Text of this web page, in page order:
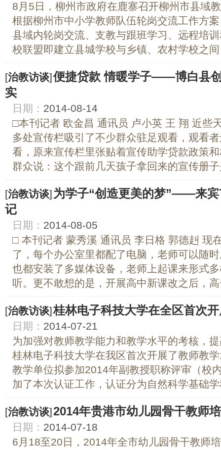
8月5日，柳州市政府在鹿寨召开柳州市县域
根据柳州市中小学教师队伍轮岗交流工作方
县域内轮岗交流、支教与跟班学习、远程培
校联盟即建立县城学校与乡镇、农村学校之
[治教访谈]便捷贷款 情暖学子——博白县
实
日期： 2014-08-14
□本刊记者 欧金昌 通讯员 卢小英 王 翔 近些
多处宣传栏吸引了不少群众驻足观看，观看
看，原来宣传栏里张贴着宣传助学贷款政策
群众说：这个跟前几天孩子拿回来的宣传册
[治教访谈] 为学子“创造更美的梦”——来宾
记
日期： 2014-08-05
□ 本刊记者 蒙秀溪 通讯员 李日格 郭德赳 现
了，每个办公室里都配了电脑，老师可以随
也都安装了多媒体设备，老师上起课来形式
听。更不敢想的是，开展高中新课改之后，
[治教访谈]桂林电子科技大学在全区首次
日期： 2014-07-21
为加强对教师教学能力和教学水平的考核，
桂林电子科技大学在我区首次开展了教师教
教学单位拟参加2014年副教授职称评审（校
加了本次认证工作，认证分为自然科学基础
[治教访谈]2014年贵港市幼儿园骨干教师
日期： 2014-07-18
6月18至20日，2014年全市幼儿园骨干教师